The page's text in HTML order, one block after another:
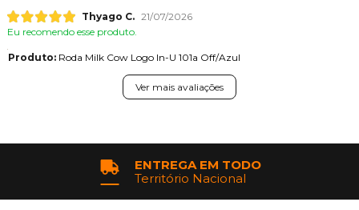
Thyago C. 21/07/2026
Eu recomendo esse produto.
Produto:Roda Milk Cow Logo In-U 101a Off/Azul
Ver mais avaliações
ENTREGA EM TODO
Território Nacional